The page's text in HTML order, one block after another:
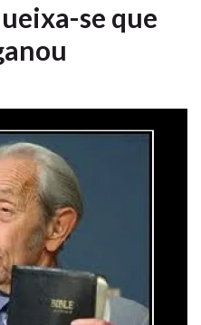
se que